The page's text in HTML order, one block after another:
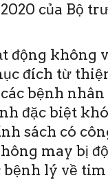
của Bộ
động không
đích từ
bệnh nhân
đặc biệt
sách có
may bị
bệnh lý về